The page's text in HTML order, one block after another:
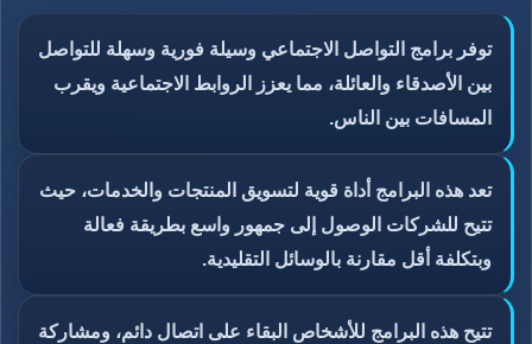
توفر برامج التواصل الاجتماعي وسيلة فورية وسهلة للتواصل
بين الأصدقاء والعائلة، مما يعزز الروابط الاجتماعية ويقرب
المسافات بين الناس.
تعد هذه البرامج أداة قوية لتسويق المنتجات والخدمات، حيث
تتيح للشركات الوصول إلى جمهور واسع بطريقة فعالة
وبتكلفة أقل مقارنة بالوسائل التقليدية.
تتيح هذه البرامج للأشخاص البقاء على اتصال دائم، ومشاركة